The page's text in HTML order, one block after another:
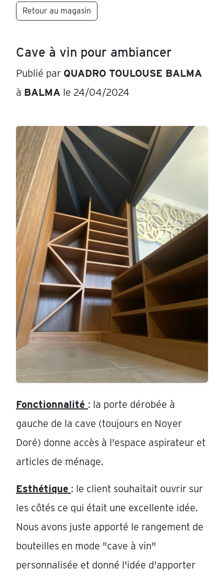
Retour au magasin
Cave à vin pour ambiancer
Publié par QUADRO TOULOUSE BALMA
à BALMA le 24/04/2024
Fonctionnalité : la porte dérobée à
gauche de la cave (toujours en Noyer
Doré) donne accès à l'espace aspirateur et
articles de ménage.
Esthétique : le client souhaitait ouvrir sur
les côtés ce qui était une excellente idée.
Nous avons juste apporté le rangement de
bouteilles en mode "cave à vin"
personnalisée et donné l'idée d'apporter